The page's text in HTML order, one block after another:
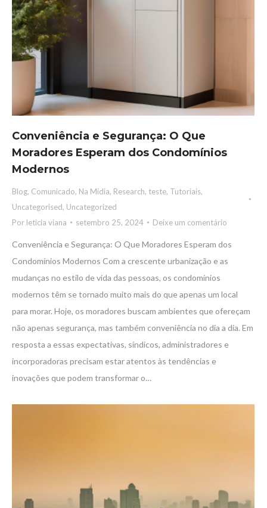
Conveniência e Segurança: O Que
Moradores Esperam dos Condomínios
Modernos
Blog, Comunicado, Na Mídia, Research, teste, Tutoriais,
Uncategorised, Uncategorized
Por leticia viana setembro 25, 2024 Deixe um comentário
Conveniência e Segurança: O Que Moradores Esperam dos
Condomínios Modernos Com a crescente urbanização e as
mudanças no estilo de vida das pessoas, os condomínios
modernos têm se tornado muito mais do que apenas um local
para morar. Hoje, os moradores buscam ambientes que ofereçam
não apenas segurança, mas também conveniência no dia a dia. Em
resposta a essas expectativas, síndicos, administradores e
incorporadoras precisam estar atentos às tendências e
inovações que podem transformar o…